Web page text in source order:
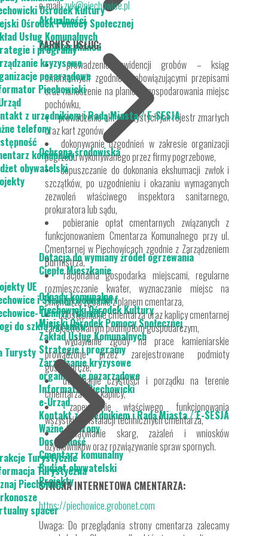
Aktualności
Dla Mieszkańca
Ochrona środowiska
Dotacja do wymiany źródeł ogrzewania
Ciepłe Mieszkanie
Odpady komunalne
Piechowicki Ośrodek Kultury
Miejski Ośrodek Pomocy Społecznej
Zakład Usług Komunalnych
Strategie i programy
Zarządzanie kryzysowe
organizacje pozarządowe
Informator Piechowicki
e-Urząd
Kontakt z urzędnikiem i Radą Miasta / E-SESJA
Ważne telefony
Dostępność
Cmentarz komunalny
Budżet obywatelski
Projekty
e-mail:zuk@piechowice.pl
ZARKES USŁUG:
prowadzenie ewidencji grobów – ksiąg
cmentarnych zgodnie z obowiązującymi przepisami
oraz nanoszenie na planie zagospodarowania miejsc
pochówku,
prowadzenie akt wieczystych jak rejestr zmarłych
oraz kart zgonów,
dokonywanie uzgodnień w zakresie organizacji
pogrzebu wykonywanego przez firmy pogrzebowe,
dopuszczanie do dokonania ekshumacji zwłok i
szczątków, po uzgodnieniu i okazaniu wymaganych
zezwoleń właściwego inspektora sanitarnego,
prokuratora lub sądu,
pobieranie opłat cmentarnych związanych z
funkcjonowaniem Cmentarza Komunalnego przy ul.
Cmentarnej w Piechowicach zgodnie z Zarządzeniem
Burmistrza,
racjonalna gospodarka miejscami, regularne
rozmieszczanie kwater, wyznaczanie miejsc na
cmentarzu zgodnie z planem cmentarza,
udostępnianie cmentarza oraz kaplicy cmentarnej
zarejestrowanym podmiotom gospodarczym,
wydawanie zgody na prace kamieniarskie
prowadzone przez zarejestrowane podmioty
gospodarcze,
utrzymanie czystości i porządku na terenie
cmentarza oraz kaplicy,
zapewnienie właściwego funkcjonowania
wszystkich instalacji technicznych cmentarza,
załatwianie skarg, zażaleń i wniosków
użytkowników oraz rozwiązywanie spraw spornych.
STRONA INTERNETOWA CMENTARZA:
https://piechowice.grobonet.com
Uwaga: Do przeglądania strony cmentarza zalecamy
Ośrodek Kultury
Ośrodek Pomocy Społecznej
Usług Komunalnych
i programy
kryzysowe
pozarządowe
Piechowicki
z urzędnikiem i Radą Miasta / E-SESJA
telefony
komunalny
obywatelski
UE
i Steinigtwolmsdorf
Demitz Thumitz
do szkła i granitu
Turysty
Turystyczne
Turystyczna
Piechowice
spacer